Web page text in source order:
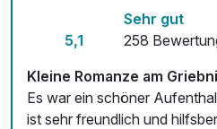
Zimmerservice verfügbar
Mit Hotelbar
5,1
Sehr gut
258
Kleine Romanze am
Es war ein schöner
ist sehr freundlich und